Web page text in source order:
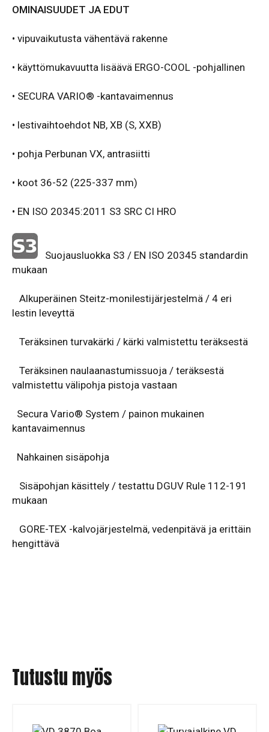
OMINAISUUDET JA EDUT
• vipuvaikutusta vähentävä rakenne
• käyttömukavuutta lisäävä ERGO-COOL -pohjallinen
• SECURA VARIO® -kantavaimennus
• lestivaihtoehdot NB, XB (S, XXB)
• pohja Perbunan VX, antrasiitti
• koot 36-52 (225-337 mm)
• EN ISO 20345:2011 S3 SRC CI HRO
Suojausluokka S3 / EN ISO 20345 standardin
mukaan
Alkuperäinen Steitz-monilestijärjestelmä / 4 eri
lestin leveyttä
Teräksinen turvakärki / kärki valmistettu teräksestä
Teräksinen naulaanastumissuoja / teräksestä
valmistettu välipohja pistoja vastaan
Secura Vario® System / painon mukainen
kantavaimennus
Nahkainen sisäpohja
Sisäpohjan käsittely / testattu DGUV Rule 112-191
mukaan
GORE-TEX -kalvojärjestelmä, vedenpitävä ja erittäin
hengittävä
Tutustu myös